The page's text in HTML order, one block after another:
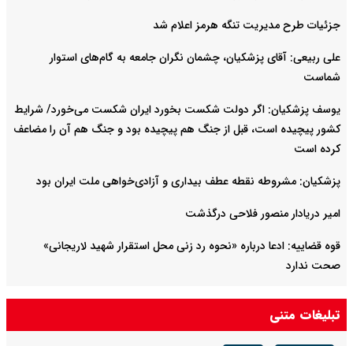
جزئیات طرح مدیریت تنگه هرمز اعلام شد
علی ربیعی: آقای پزشکیان، چشمان نگران جامعه به گام‌های استوار
شماست
یوسف پزشکیان: اگر دولت شکست بخورد ایران شکست می‌خورد/ شرایط
کشور پیچیده است، قبل از جنگ هم پیچیده بود و جنگ هم آن را مضاعف‌
کرده است
پزشکیان: مشروطه نقطه عطف بیداری و آزادی‌خواهی ملت ایران بود
امیر دریادار منصور فلاحی درگذشت
قوه قضاییه: ادعا درباره «نحوه رد زنی محل استقرار شهید لاریجانی»
صحت ندارد
سرپرست وزارت دفاع: دست نیروهای مسلح برای پاسخ به تهدیدات پُر
است
تبلیغات متنی